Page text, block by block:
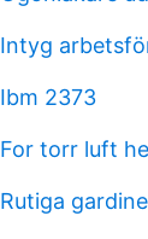
Intyg
Ibm 2373
For torr luft
Rutiga